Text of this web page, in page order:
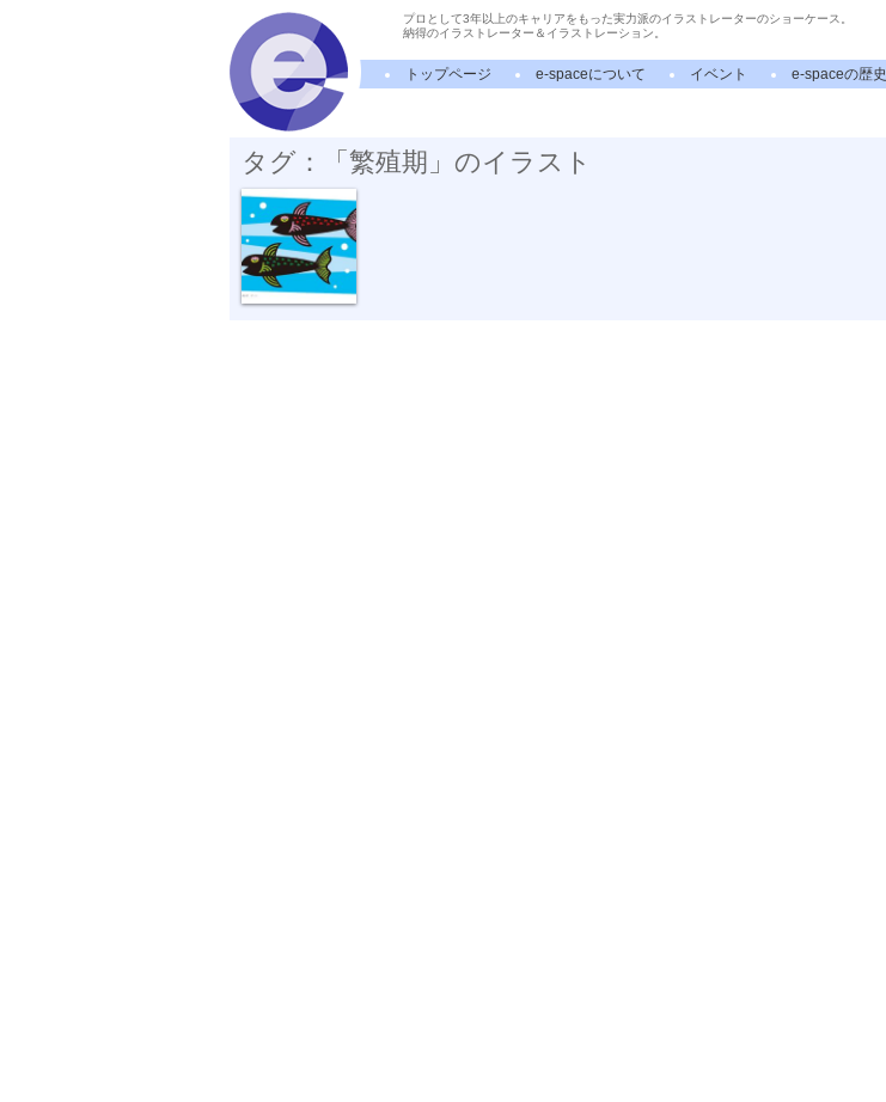
プロとして3年以上のキャリアをもった実力派のイラストレーターのショーケース。
納得のイラストレーター＆イラストレーション。
トップページ e-spaceについて イベント e-spaceの歴史
タグ：「繁殖期」のイラスト
デート